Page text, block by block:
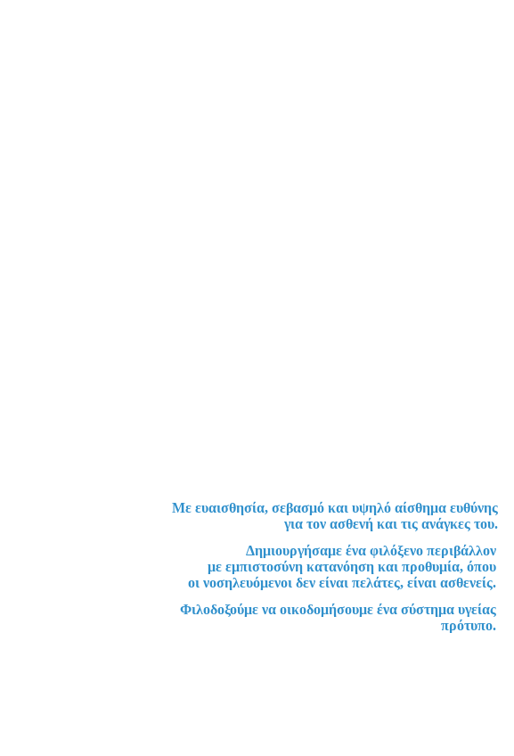
Με ευαισθησία, σεβασμό και υψηλό αίσθημα ευθύνης
για τον ασθενή και τις ανάγκες του.
Δημιουργήσαμε ένα φιλόξενο περιβάλλον
με εμπιστοσύνη κατανόηση και προθυμία, όπου
οι νοσηλευόμενοι δεν είναι πελάτες, είναι ασθενείς.
Φιλοδοξούμε να οικοδομήσουμε ένα σύστημα υγείας
πρότυπο.